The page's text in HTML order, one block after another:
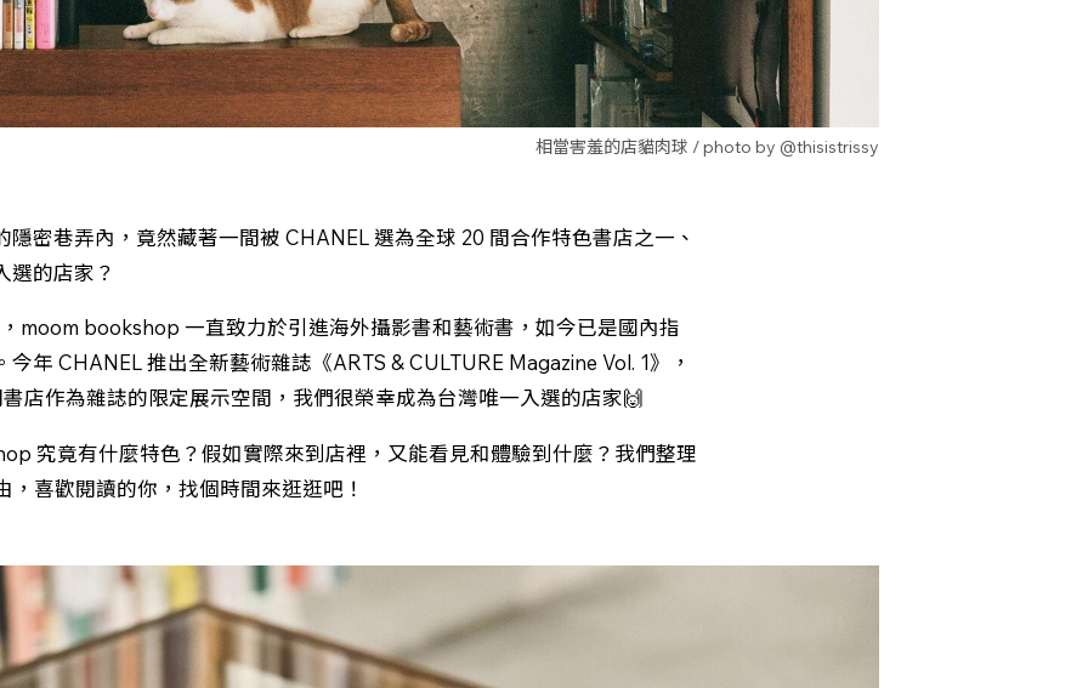
相當害羞的店貓肉球 / photo by @thisistrissy
隱密巷弄內，竟然藏著一間被 CHANEL 選為全球 20 間合作特色書店之一、
選的店家？
moom bookshop 一直致力於引進海外攝影書和藝術書，如今已是國內指
年 CHANEL 推出全新藝術雜誌《ARTS & CULTURE Magazine Vol. 1》，
店作為雜誌的限定展示空間，我們很榮幸成為台灣唯一入選的店家🙌
究竟有什麼特色？假如實際來到店裡，又能看見和體驗到什麼？我們整理
，喜歡閱讀的你，找個時間來逛逛吧！